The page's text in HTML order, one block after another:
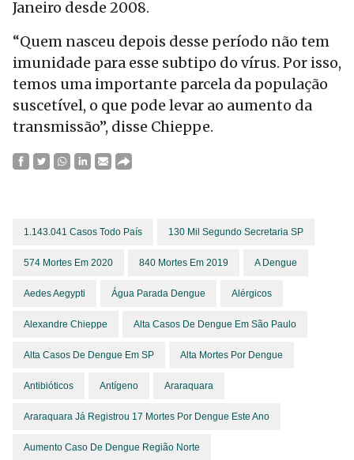
Janeiro desde 2008.
“Quem nasceu depois desse período não tem
imunidade para esse subtipo do vírus. Por isso,
temos uma importante parcela da população
suscetível, o que pode levar ao aumento da
transmissão”, disse Chieppe.
1.143.041 Casos Todo País 130 Mil Segundo Secretaria SP
574 Mortes Em 2020 840 Mortes Em 2019 A Dengue
Aedes Aegypti Água Parada Dengue Alérgicos
Alexandre Chieppe Alta Casos De Dengue Em São Paulo
Alta Casos De Dengue Em SP Alta Mortes Por Dengue
Antibióticos Antígeno Araraquara
Araraquara Já Registrou 17 Mortes Por Dengue Este Ano
Aumento Caso De Dengue Região Norte